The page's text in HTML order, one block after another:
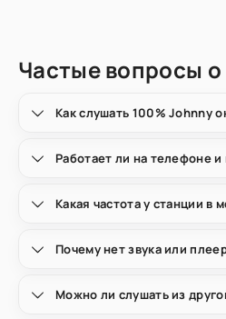
Частые вопросы
Как слушать 100% Johnny
Работает ли на телефоне
Какая частота у станции в
Почему нет звука или
Можно ли слушать из